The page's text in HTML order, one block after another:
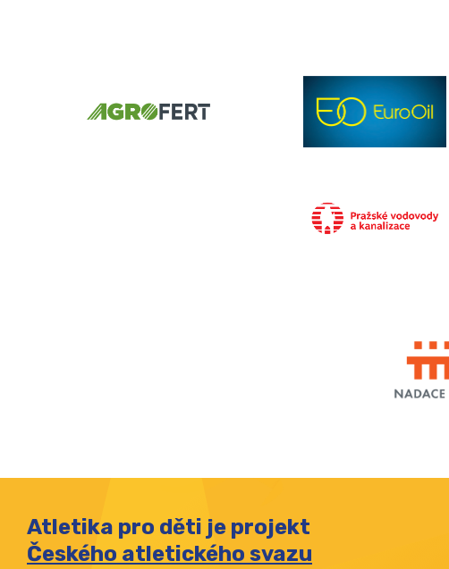
Atletika pro děti je projekt
Českého atletického svazu